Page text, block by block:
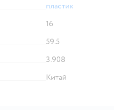
пластик
16
59.5
3.908
Китай